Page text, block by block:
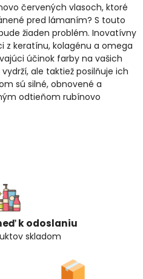
červených vlasoch, ktoré
pred lámaním? S touto
žiaden problém. Inovatívny
z keratínu, kolagénu a omega
účinok farby na vašich
ale taktiež posilňuje ich
sú silné, obnovené a
odtieňom rubínovo
k odoslaniu
skladom